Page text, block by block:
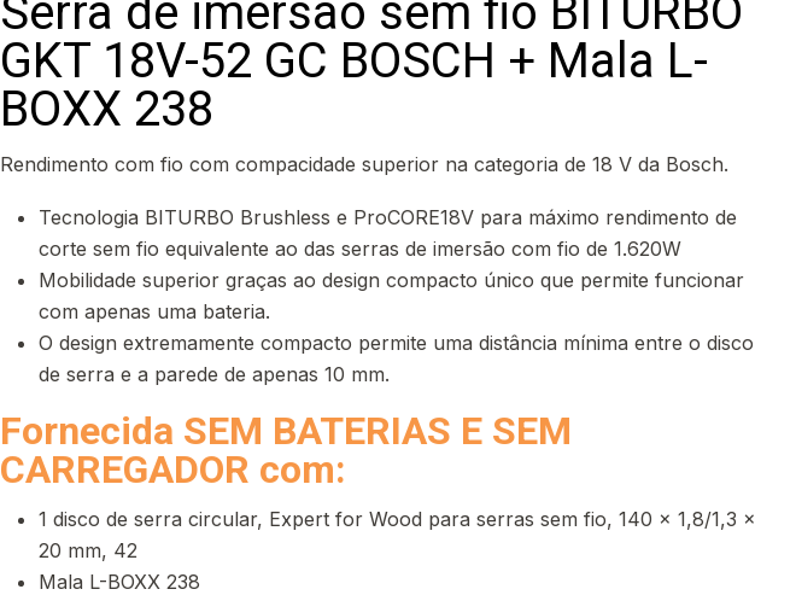
Serra de imersão sem fio BITURBO
GKT 18V-52 GC BOSCH + Mala L-
BOXX 238
Rendimento com fio com compacidade superior na categoria de 18 V da Bosch.
Tecnologia BITURBO Brushless e ProCORE18V para máximo rendimento de
corte sem fio equivalente ao das serras de imersão com fio de 1.620W
Mobilidade superior graças ao design compacto único que permite funcionar
com apenas uma bateria.
O design extremamente compacto permite uma distância mínima entre o disco
de serra e a parede de apenas 10 mm.
Fornecida SEM BATERIAS E SEM
CARREGADOR com:
1 disco de serra circular, Expert for Wood para serras sem fio, 140 x 1,8/1,3 x
20 mm, 42
Mala L-BOXX 238